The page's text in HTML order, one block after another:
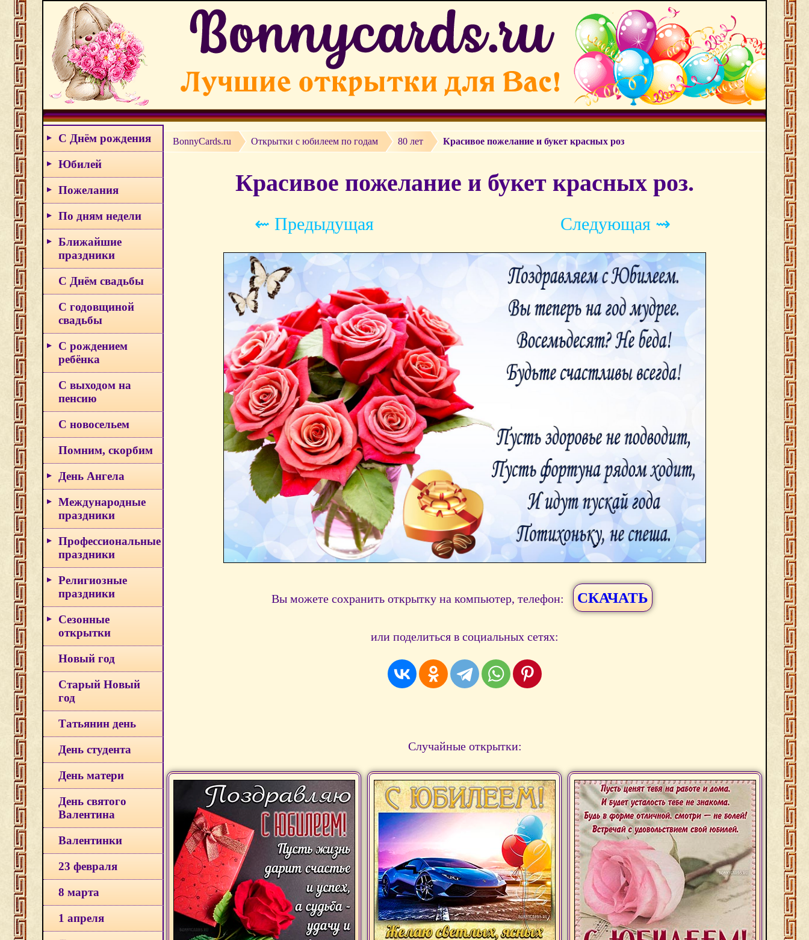
С Днём рождения
Юбилей
Пожелания
По дням недели
Ближайшие
праздники
С Днём свадьбы
С годовщиной
свадьбы
С рождением
ребёнка
С выходом на
пенсию
С новосельем
Помним, скорбим
День Ангела
Международные
праздники
Профессиональные
праздники
Религиозные
праздники
Сезонные
открытки
Новый год
Старый Новый
год
Татьянин день
День студента
День матери
День святого
Валентина
Валентинки
23 февраля
8 марта
1 апреля
BonnyCards.ru Открытки c юбилеем по годам 80 лет Красивое пожелание и букет красных роз
Красивое пожелание и букет красных роз.
⇜ Предыдущая Следующая ⇝
Вы можете сохранить открытку на компьютер, телефон: СКАЧАТЬ
или поделиться в социальных сетях:
Случайные открытки: